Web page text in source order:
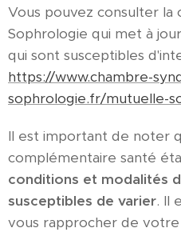
Vous pouvez consulter la
Sophrologie qui met à
qui sont susceptibles
https://www.chambre-
sophrologie.fr/mutuelle-
Il est important de noter
complémentaire santé
conditions et modalités
susceptibles de varier. Il
vous rapprocher de